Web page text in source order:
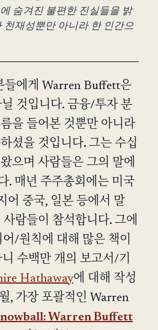
숨겨진 불편한 진실들을 밝
천재성뿐만 아니라 한 인간으
들에게 Warren Buffett은
것입니다. 금융/투자 분
을 들어본 것뿐만 아니라
셨을 것입니다. 그는 수십
으며 사람들은 그의 말에
. 매년 주주총회에는 미국
어 중국, 일본 등에서 말
람들이 참석합니다. 그에
/원칙에 대해 많은 책이
수백만 개의 보고서/기
Hathaway에 대해 작성
, 가장 포괄적인 Warren
Warren Buffett